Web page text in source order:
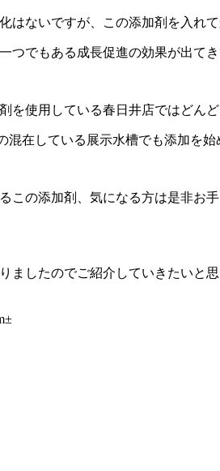
はないですが、この添加剤を入れ
つでもある成長促進の効果が出て
を使用している春日井店ではどん
混在している展示水槽でも添加を
この添加剤、気になる方は是非お
ましたのでご紹介していきたいと思